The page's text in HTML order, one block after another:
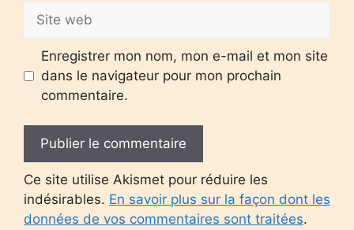
web
Enregistrer mon nom, mon e-mail et mon site
dans le navigateur pour mon prochain
commentaire.
Ce site utilise Akismet pour réduire les
indésirables. En savoir plus sur la façon dont les
données de vos commentaires sont traitées.